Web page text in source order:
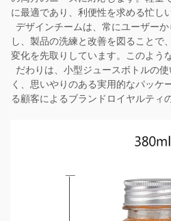
に最適であり、利便性を求める忙し
デザインチームは、常にユーザー
し、製品の洗練と改善を図ることで
変化を先取りしています。このよう
だわりは、小型ジュースボトルの
く、思いやりのある実用的なパッケ
る顧客によるブランドロイヤルティ